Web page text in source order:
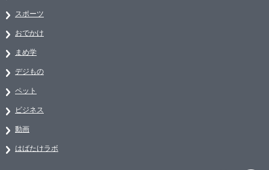
スポーツ
おでかけ
まめ学
デジもの
ペット
ビジネス
動画
はばたけラボ